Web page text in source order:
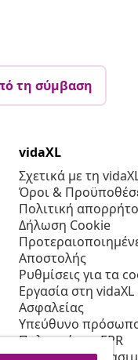
τη σύμβαση
vidaXL
Σχετικά με τη
Όροι &
Πολιτική
Δήλωση Cookie
Αποστολής
Ρυθμίσεις για τα
Εργασία στη vidaXL
Ασφαλείας
Υπεύθυνο
Πολιτική της EPR